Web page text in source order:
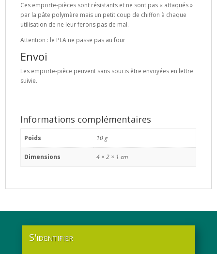
Ces emporte-pièces sont résistants et ne sont pas « attaqués »
par la pâte polymère mais un petit coup de chiffon à chaque
utilisation de ne leur ferons pas de mal.
Attention : le PLA ne passe pas au four
Envoi
Les emporte-pièce peuvent sans soucis être envoyées en lettre
suivie.
Informations complémentaires
Poids 10 g
Dimensions 4 × 2 × 1 cm
S'identifier